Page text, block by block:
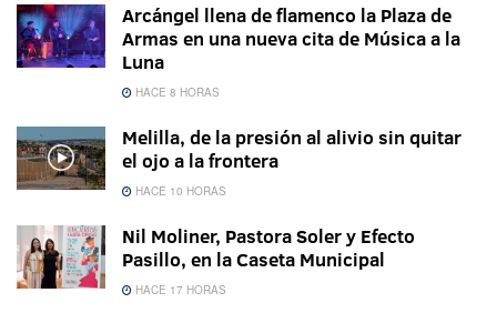
Arcángel llena de flamenco la Plaza de
Armas en una nueva cita de Música a la
Luna
HACE 8 HORAS
Melilla, de la presión al alivio sin quitar
el ojo a la frontera
HACE 10 HORAS
Nil Moliner, Pastora Soler y Efecto
Pasillo, en la Caseta Municipal
HACE 17 HORAS